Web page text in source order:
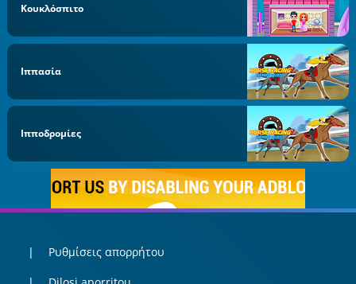
Κουκλόσπιτο
Ιππασία
Ιπποδρομίες
Ρυθμίσεις απορρήτου